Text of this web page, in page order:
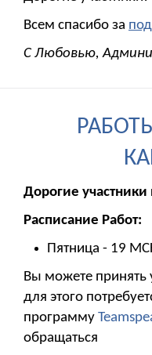
Всем спасибо за
С Любовью,
Дорогие участники
Расписание Работ:
Пятница - 19
Вы можете принять
для этого
программу
обращаться